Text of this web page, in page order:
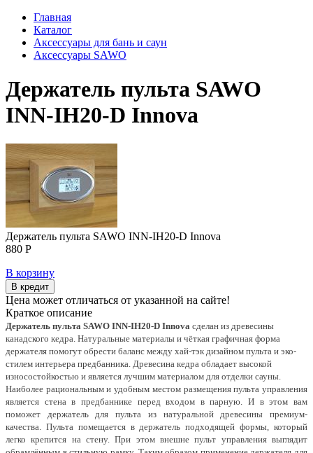
Главная
Каталог
Аксессуары для бань и саун
Аксессуары SAWO
Держатель пульта SAWO
INN-IH20-D Innova
Держатель пульта SAWO INN-IH20-D Innova
880 Р
В корзину
В кредит
Цена может отличаться от указанной на сайте!
Краткое описание
Держатель пульта SAWO INN-IH20-D Innova сделан из древесины
канадского кедра. Натуральные материалы и чёткая графичная форма
держателя помогут обрести баланс между хай-тэк дизайном пульта и эко-
стилем интерьера предбанника. Древесина кедра обладает высокой
износостойкостью и является лучшим материалом для отделки сауны.
Наиболее рациональным и удобным местом размещения пульта управления
является стена в предбаннике перед входом в парную. И в этом вам
поможет держатель для пульта из натуральной древесины премиум-
качества. Пульта помещается в держатель подходящей формы, который
легко крепится на стену. При этом внешне пульт управления выглядит